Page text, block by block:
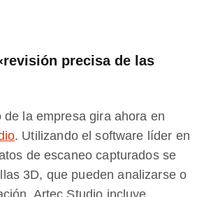
precisa de las
de la empresa gira ahora en
. Utilizando el software líder en
de escaneo capturados se
3D, que pueden analizarse o